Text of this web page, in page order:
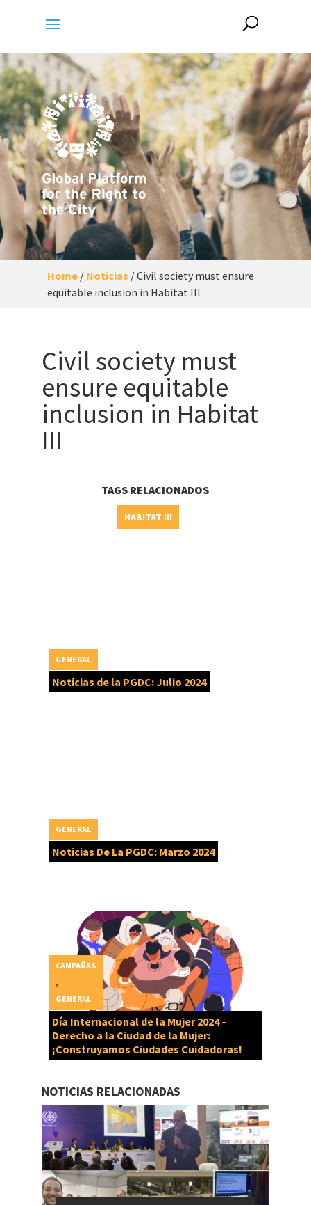
Home/ Noticias /Civil society must ensure
equitable inclusion in Habitat III
Civil society must
ensure equitable
inclusion in Habitat
III
TAGS RELACIONADOS
HABITAT III
Noticias de la PGDC: Julio 2024
GENERAL
Noticias De La PGDC: Marzo 2024
GENERAL
Día Internacional de la Mujer 2024 –
Derecho a la Ciudad de la Mujer:
¡Construyamos Ciudades Cuidadoras!
CAMPAÑAS
GENERAL
NOTICIAS RELACIONADAS